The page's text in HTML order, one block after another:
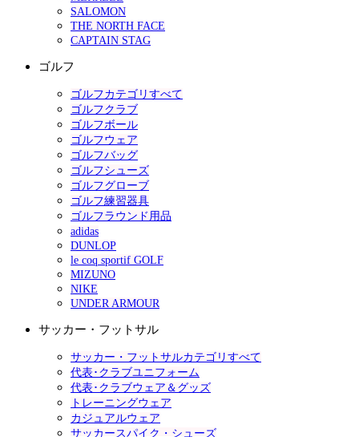
SALOMON
THE NORTH FACE
CAPTAIN STAG
ゴルフ
ゴルフカテゴリすべて
ゴルフクラブ
ゴルフボール
ゴルフウェア
ゴルフバッグ
ゴルフシューズ
ゴルフグローブ
ゴルフ練習器具
ゴルフラウンド用品
adidas
DUNLOP
le coq sportif GOLF
MIZUNO
NIKE
UNDER ARMOUR
サッカー・フットサル
サッカー・フットサルカテゴリすべて
代表･クラブユニフォーム
代表･クラブウェア＆グッズ
トレーニングウェア
カジュアルウェア
サッカースパイク・シューズ